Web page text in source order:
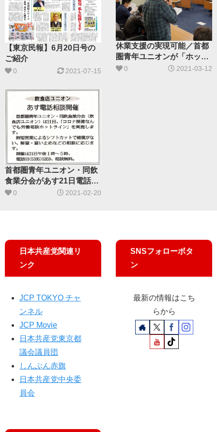
【東京民報】6月20日号の
ご紹介
0 2021-07-15
休業支援の実現可能／首都
圏青年ユニオンが「ホット
ライン」への相談を呼びか
0 2021-03-12
首都圏青年ユニオン・同飲
食業分会があす21日電話相
談を開催
0 2021-02-20
日本共産党関連リ
ンク
JCP TOKYO チャ
ンネル
JCP Movie
日本共産党東京都
議会議員団
しんぶん赤旗
日本共産党中央委
員会
SNSフォローボタ
ン
最新の情報はこち
らから